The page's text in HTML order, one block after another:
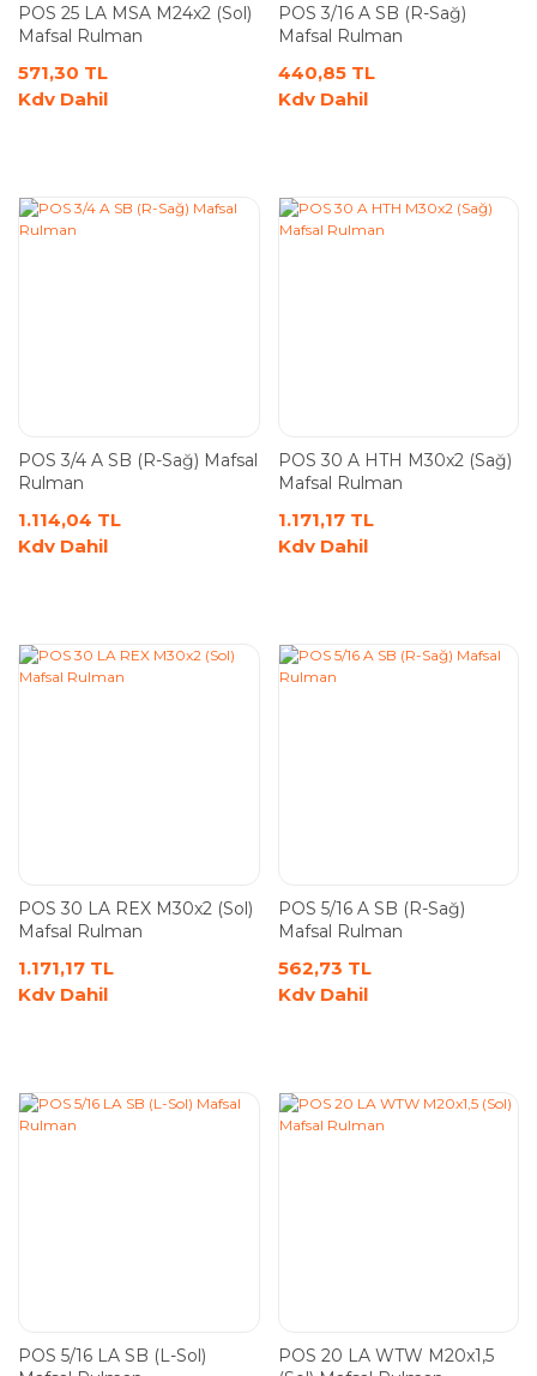
POS 25 LA MSA M24x2 (Sol)
Mafsal Rulman
571,30 TL
Kdv Dahil
POS 3/16 A SB (R-Sağ)
Mafsal Rulman
440,85 TL
Kdv Dahil
POS 3/4 A SB (R-Sağ) Mafsal
Rulman
1.114,04 TL
Kdv Dahil
POS 30 A HTH M30x2 (Sağ)
Mafsal Rulman
1.171,17 TL
Kdv Dahil
POS 30 LA REX M30x2 (Sol)
Mafsal Rulman
1.171,17 TL
Kdv Dahil
POS 5/16 A SB (R-Sağ)
Mafsal Rulman
562,73 TL
Kdv Dahil
POS 5/16 LA SB (L-Sol)
POS 20 LA WTW M20x1,5